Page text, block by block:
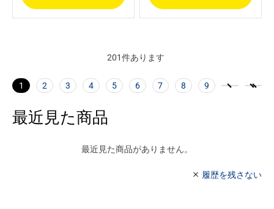
201件あります
1 2 3 4 5 6 7 8 9
最近見た商品
最近見た商品がありません。
履歴を残さない